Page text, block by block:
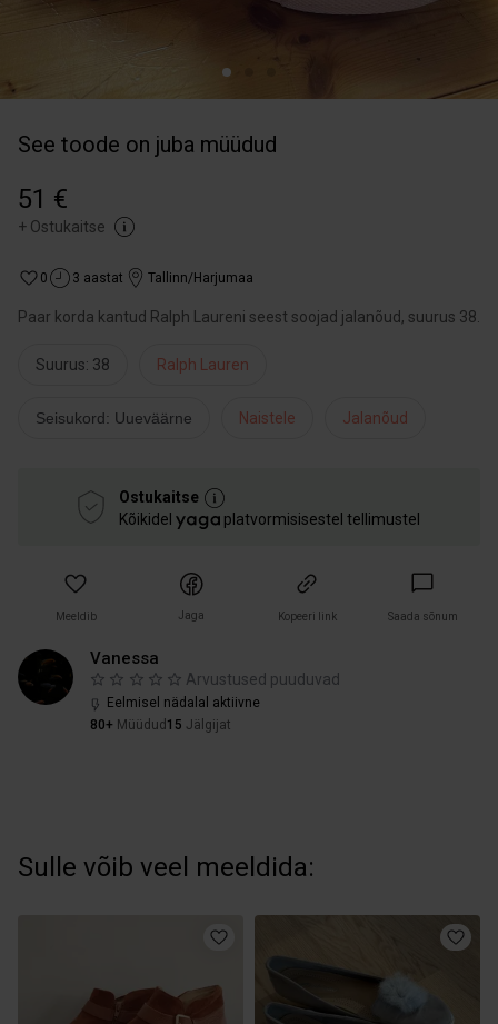
See toode on juba müüdud
51 €
+ Ostukaitse
0 3 aastat Tallinn/Harjumaa
Paar korda kantud Ralph Laureni seest soojad jalanõud, suurus 38.
Suurus: 38 Ralph Lauren
Seisukord: Uueväärne Naistele Jalanõud
Ostukaitse
Kõikidel
platvormisisestel tellimustel
Meeldib Jaga Kopeeri link Saada sõnum
Vanessa
Arvustused puuduvad
Eelmisel nädalal aktiivne
80+ Müüdud 15 Jälgijat
Sulle võib veel meeldida: